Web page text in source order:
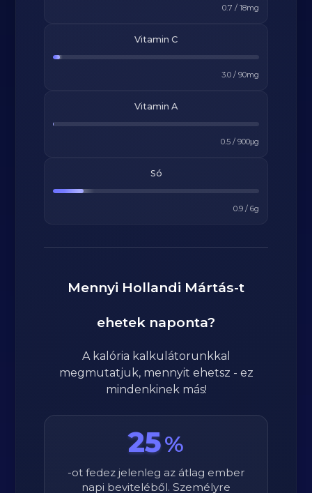
0.7 / 18mg
Vitamin C
3.0/ 90mg
Vitamin A
0.5/ 900μg
Só
0.9/ 6g
Mennyi Hollandi Mártás-t
ehetek naponta?
A kalória kalkulátorunkkal
megmutatjuk, mennyit ehetsz - ez
mindenkinek más!
25%
-ot fedez jelenleg az átlag ember
napi beviteléből. Személyre